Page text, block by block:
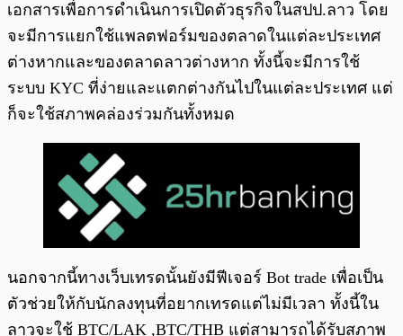
เอกสารเพื่อการดำเนินการเปิดตัวธุรกิจในสปป.ลาว โดย
จะมีการแยกใช้แพลตฟอร์มของตลาดในแต่ละประเทศ
ต่างหากและของตลาดลาวต่างหาก ทั้งนี้จะมีการใช้
ระบบ KYC ที่ง่ายและแตกต่างกันไปในแต่ละประเทศ แต่
ก็จะใช้สภาพคล่องร่วมกันทั้งหมด
นอกจากนี้ทางเว็บเทรดนั้นยังมีฟีเจอร์ Bot trade เพื่อเป็น
ตัวช่วยให้กับนักลงทุนที่อยากเทรดแต่ไม่มีเวลา ทั้งนี้ใน
ลาวจะใช้ BTC/LAK ,BTC/THB แต่สามารถได้รับสภาพ